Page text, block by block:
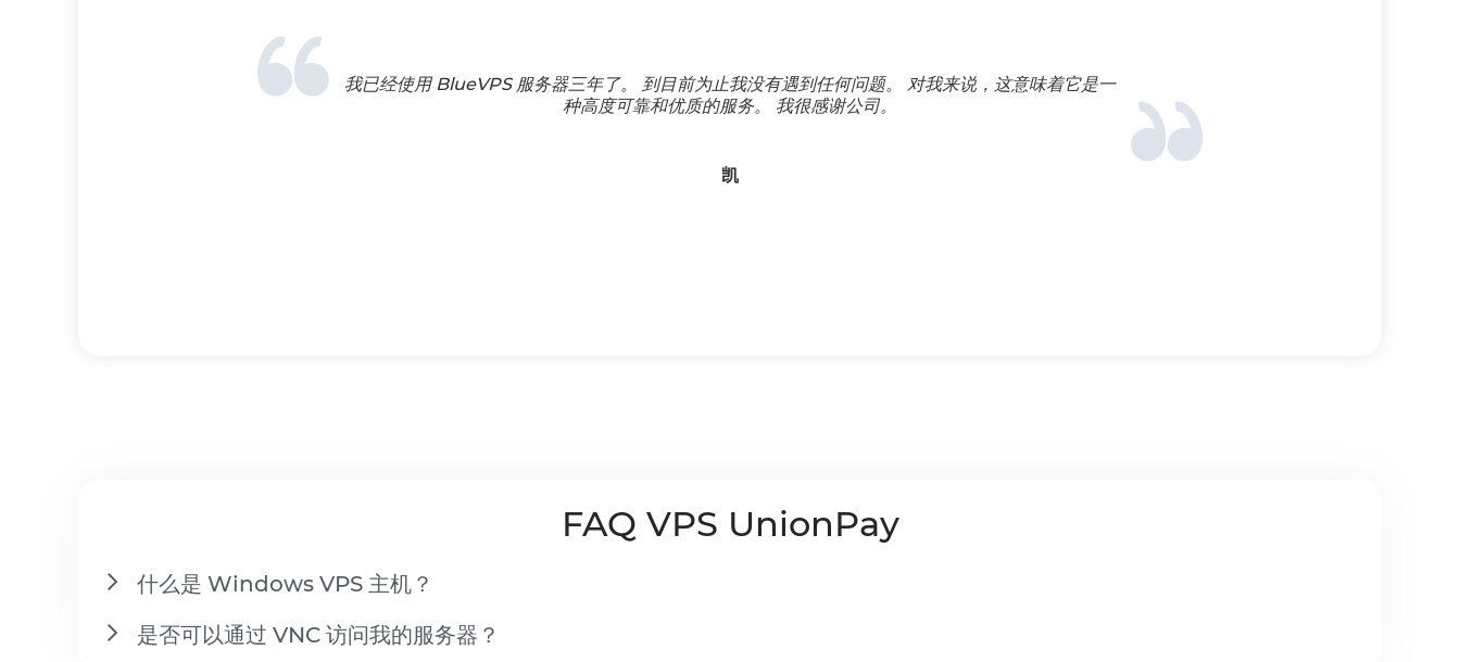
我已经使用 BlueVPS 服务器三年了。 到目前为止我没有遇到任何问题。 对我来说，这意味着它是一
种高度可靠和优质的服务。 我很感谢公司。
凯
FAQ VPS UnionPay
什么是 Windows VPS 主机？
是否可以通过 VNC 访问我的服务器？